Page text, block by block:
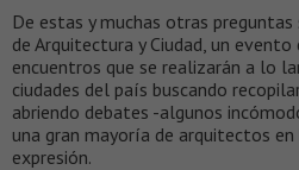
De estas y muchas otras preguntas
de Arquitectura y Ciudad, un
encuentros que se realizarán a lo
ciudades del país buscando
abriendo debates -algunos
una gran mayoría de arquitectos en
expresión.